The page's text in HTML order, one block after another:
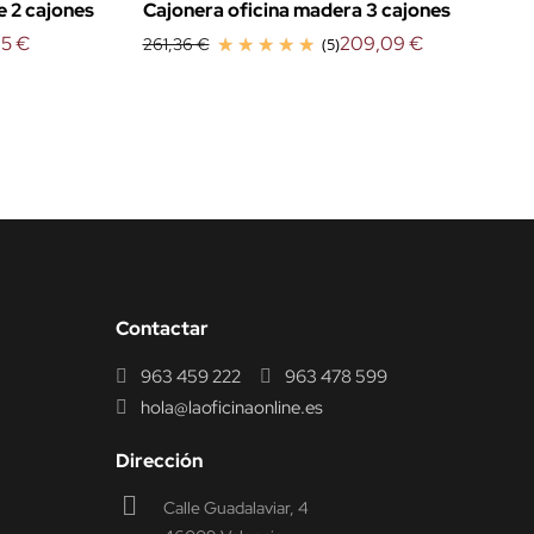
2 cajones
€
Cajonera oficina madera 3 cajones
261,36 € (5)209,09 €
Contactar
963 459 222
963 478 599
hola@laoficinaonline.es
Dirección
Calle Guadalaviar, 4